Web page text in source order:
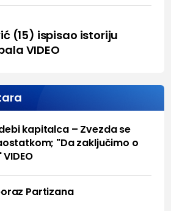
(15) ispisao istoriju
VIDEO
kapitalca – Zvezda se
"Da zaključimo o
Partizana